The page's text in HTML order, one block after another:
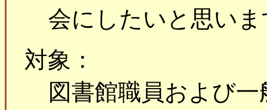
会にしたいと思い
対象：
図書館職員および一